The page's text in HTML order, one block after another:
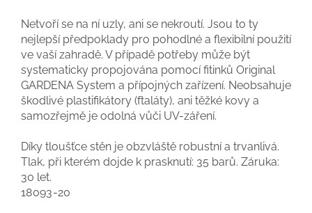
Netvoří se na ní uzly, ani se nekroutí. Jsou to ty
nejlepší předpoklady pro pohodlné a flexibilní použití
ve vaší zahradě. V případě potřeby může být
systematicky propojována pomocí fitinků Original
GARDENA System a přípojných zařízení. Neobsahuje
škodlivé plastifikátory (ftaláty), ani těžké kovy a
samozřejmě je odolná vůči UV-záření.
Díky tloušťce stěn je obzvláště robustní a trvanlivá.
Tlak, při kterém dojde k prasknutí: 35 barů. Záruka:
30 let.
18093-20